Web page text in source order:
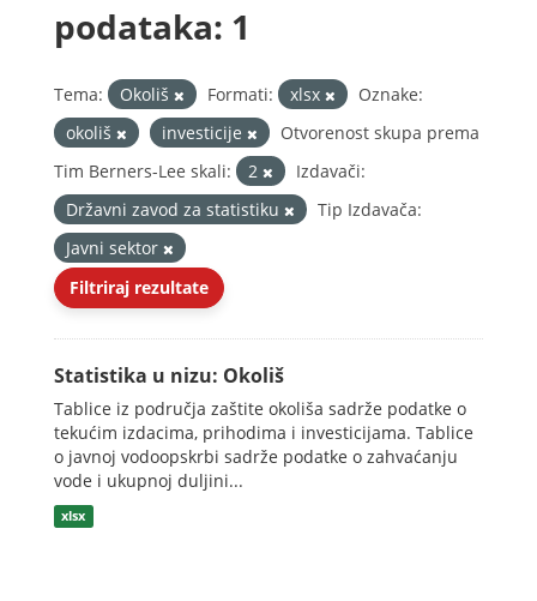
podataka: 1
Tema: Okoliš Formati: xlsx
Oznake:
okoliš
investicije
Otvorenost skupa prema
Tim Berners-Lee skali:
2
Izdavači:
Državni zavod za statistiku
Tip Izdavača:
Javni sektor
Filtriraj rezultate
Statistika u nizu: Okoliš
Tablice iz područja zaštite okoliša sadrže podatke o
tekućim izdacima, prihodima i investicijama. Tablice
o javnoj vodoopskrbi sadrže podatke o zahvaćanju
vode i ukupnoj duljini...
xlsx